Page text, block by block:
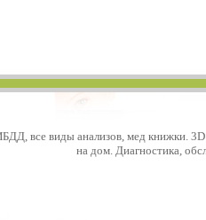
все виды анализов, мед книжки.
на дом. Диагностика,